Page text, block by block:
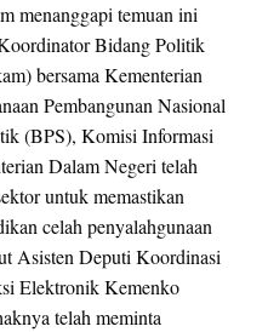
menanggapi temuan ini
Bidang Politik
bersama Kementerian
Pembangunan Nasional
(BPS), Komisi Informasi
Dalam Negeri telah
untuk memastikan
celah penyalahgunaan
Asisten Deputi Koordinasi
Elektronik Kemenko
telah meminta